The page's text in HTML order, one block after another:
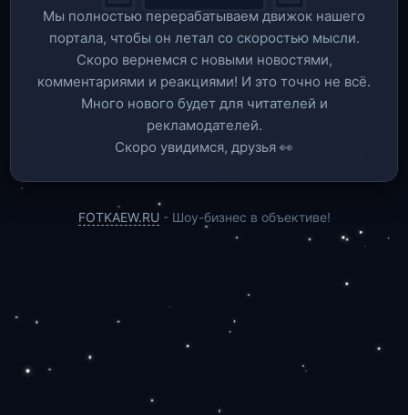
Мы полностью перерабатываем движок нашего
портала, чтобы он летал со скоростью мысли.
Скоро вернемся c новыми новостями,
комментариями и реакциями! И это точно не всё.
Много нового будет для читателей и
рекламодателей.
Скоро увидимся, друзья 👀
FOTKAEW.RU - Шоу-бизнес в объективе!